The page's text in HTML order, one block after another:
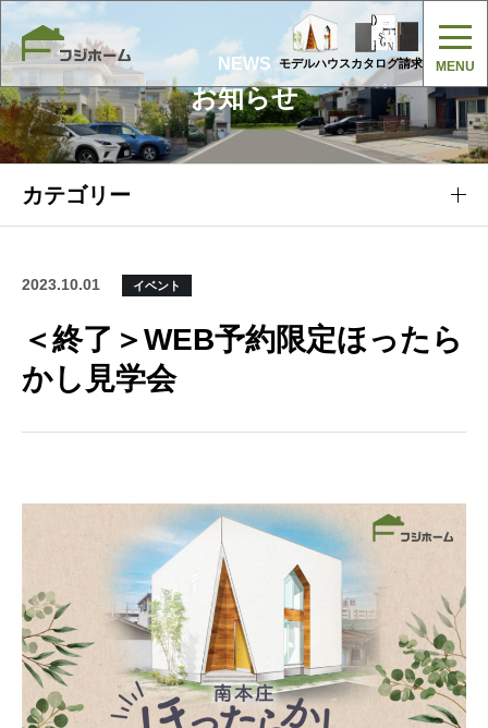
モデルハウスカタログ請求
NEWS
お知らせ
カテゴリー
2023.10.01 イベント
＜終了＞WEB予約限定ほったら
かし見学会